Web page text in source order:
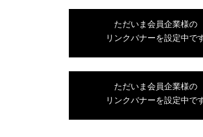
ただいま会員企業様の
リンクバナーを設定中で
ただいま会員企業様の
リンクバナーを設定中で